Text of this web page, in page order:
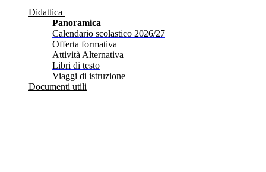
Didattica
Panoramica
Calendario scolastico 2026/27
Offerta formativa
Attività Alternativa
Libri di testo
Viaggi di istruzione
Documenti utili